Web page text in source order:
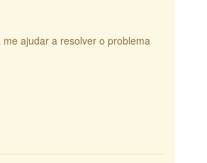
ajudar a resolver o problema